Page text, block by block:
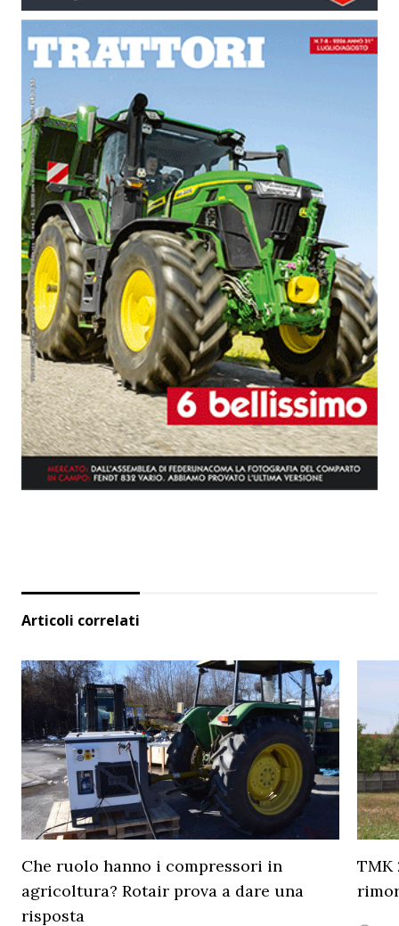
Articoli correlati
Che ruolo hanno i compressori in
agricoltura? Rotair prova a dare una
risposta
TMK